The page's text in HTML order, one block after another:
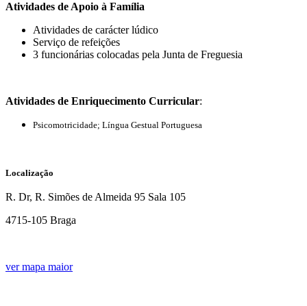
Atividades de Apoio à Família
Atividades de carácter lúdico
Serviço de refeições
3 funcionárias colocadas pela Junta de Freguesia
Atividades de Enriquecimento Curricular:
Psicomotricidade; Língua Gestual Portuguesa
Localização
R. Dr, R. Simões de Almeida 95 Sala 105
4715-105 Braga
jibracara.png
ver mapa maior